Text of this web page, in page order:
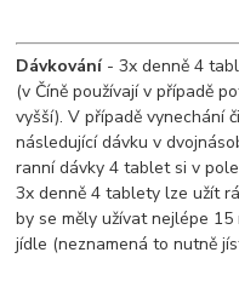
Dávkování- 3x denně 4
(v Číně používají v případě
vyšší). V případě vynechání
následující dávku v
ranní dávky 4 tablet si v
3x denně 4 tablety lze užít
by se měly užívat nejlépe
jídle (neznamená to nutně